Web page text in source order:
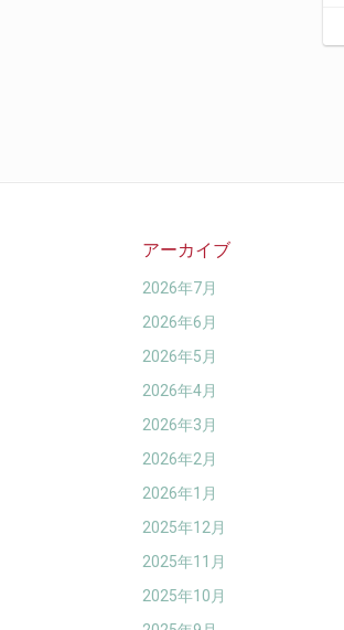
アーカイブ
2026年7月
2026年6月
2026年5月
2026年4月
2026年3月
2026年2月
2026年1月
2025年12月
2025年11月
2025年10月